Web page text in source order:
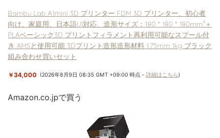
Bambu Lab A1mini 3D プリンター FDM 3D プリンター、初心者
向け、家庭用、日本語UI対応、造形サイズ：180 * 180 * 180mm³＋
PLAベーシック3D プリントフィラメント再利用可能なスプール付
き AMSと使用可能 3Dプリント造形造形材料 1.75mm 1kg ブラック
組み合わせ買いセット
￥34,000 (2026年8月9日 08:35 GMT +09:00 時点 -詳細はこちら)
Amazon.co.jpで買う